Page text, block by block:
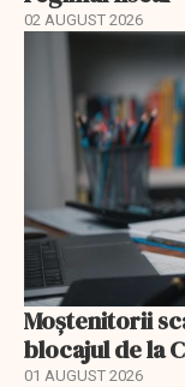
02 AUGUST 2026
Moștenitorii
blocajul de la
01 AUGUST 2026